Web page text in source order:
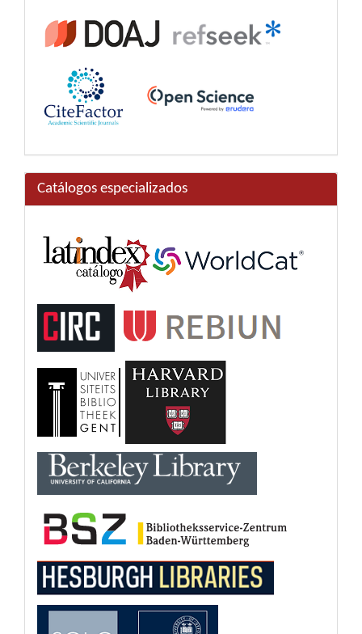
Catálogos especializados